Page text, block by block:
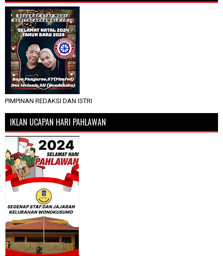
PIMPINAN REDAKSI DAN ISTRI
IKLAN UCAPAN HARI PAHLAWAN